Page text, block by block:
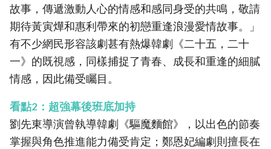
故事，傳遞激動人心的情感和感同身受的共鳴，敬請
期待黃寅燁和惠利帶來的初戀重逢浪漫愛情故事。」
有不少網民形容該劇甚有熱爆韓劇《二十五，二十
一》的既視感，同樣捕捉了青春、成長和重逢的細膩
情感，因此備受矚目。
看點2：超強幕後班底加持
劉先東導演曾執導韓劇《驅魔麵館》，以出色的節奏
掌握與角色推進能力備受肯定；鄭恩妃編劇則擅長在